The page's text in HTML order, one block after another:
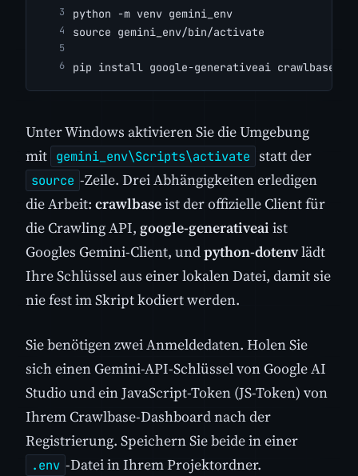
python -m venv gemini_env
source gemini_env/bin/activate
pip install google-generativeai crawlbase
Unter Windows aktivieren Sie die Umgebung
mit gemini_env\Scripts\activate statt der
source -Zeile. Drei Abhängigkeiten erledigen
die Arbeit: crawlbaseist der offizielle Client für
die Crawling API, google-generativeai ist
Googles Gemini-Client, undpython-dotenvlädt
Ihre Schlüssel aus einer lokalen Datei, damit sie
nie fest im Skript kodiert werden.
Sie benötigen zwei Anmeldedaten. Holen Sie
sich einen Gemini-API-Schlüssel von Google AI
Studio und ein JavaScript-Token (JS-Token) von
Ihrem Crawlbase-Dashboard nach der
Registrierung. Speichern Sie beide in einer
.env -Datei in Ihrem Projektordner.